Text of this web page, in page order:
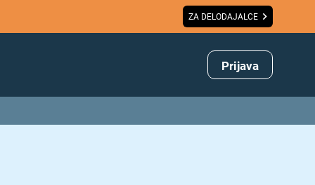
ZA DELODAJALCE
Prijava